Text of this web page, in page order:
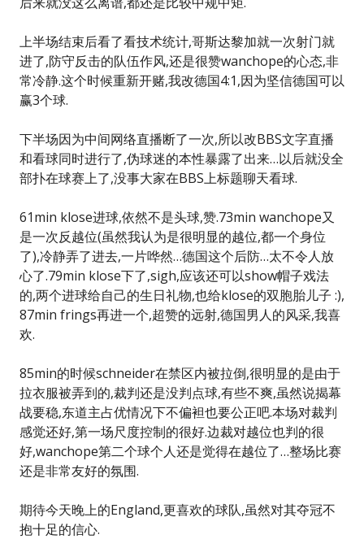
上半场结束后看了看技术统计,哥斯达黎加就一次射门就
进了,防守反击的队伍作风,还是很赞wanchope的心态,非
常冷静.这个时候重新开赌,我改德国4:1,因为坚信德国可以
赢3个球.
下半场因为中间网络直播断了一次,所以改BBS文字直播
和看球同时进行了,伪球迷的本性暴露了出来…以后就没全
部扑在球赛上了,没事大家在BBS上标题聊天看球.
61min klose进球,依然不是头球,赞.73min wanchope又
是一次反越位(虽然我认为是很明显的越位,都一个身位
了),冷静弄了进去,一片哗然…德国这个后防…太不令人放
心了.79min klose下了,sigh,应该还可以show帽子戏法
的,两个进球给自己的生日礼物,也给klose的双胞胎儿子 :),
87min frings再进一个,超赞的远射,德国男人的风采,我喜
欢.
85min的时候schneider在禁区内被拉倒,很明显的是由于
拉衣服被弄到的,裁判还是没判点球,有些不爽,虽然说揭幕
战要稳,东道主占优情况下不偏袒也要公正吧.本场对裁判
感觉还好,第一场尺度控制的很好.边裁对越位也判的很
好,wanchope第二个球个人还是觉得在越位了…整场比赛
还是非常友好的氛围.
期待今天晚上的England,更喜欢的球队,虽然对其夺冠不
抱十足的信心.